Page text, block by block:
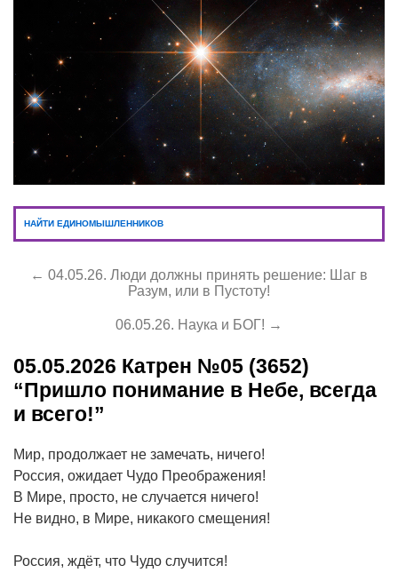
НАЙТИ ЕДИНОМЫШЛЕННИКОВ
← 04.05.26. Люди должны принять решение: Шаг в
Разум, или в Пустоту!
06.05.26. Наука и БОГ! →
05.05.2026 Катрен №05 (3652)
“Пришло понимание в Небе, всегда
и всего!”
Мир, продолжает не замечать, ничего!
Россия, ожидает Чудо Преображения!
В Мире, просто, не случается ничего!
Не видно, в Мире, никакого смещения!
Россия, ждёт, что Чудо случится!